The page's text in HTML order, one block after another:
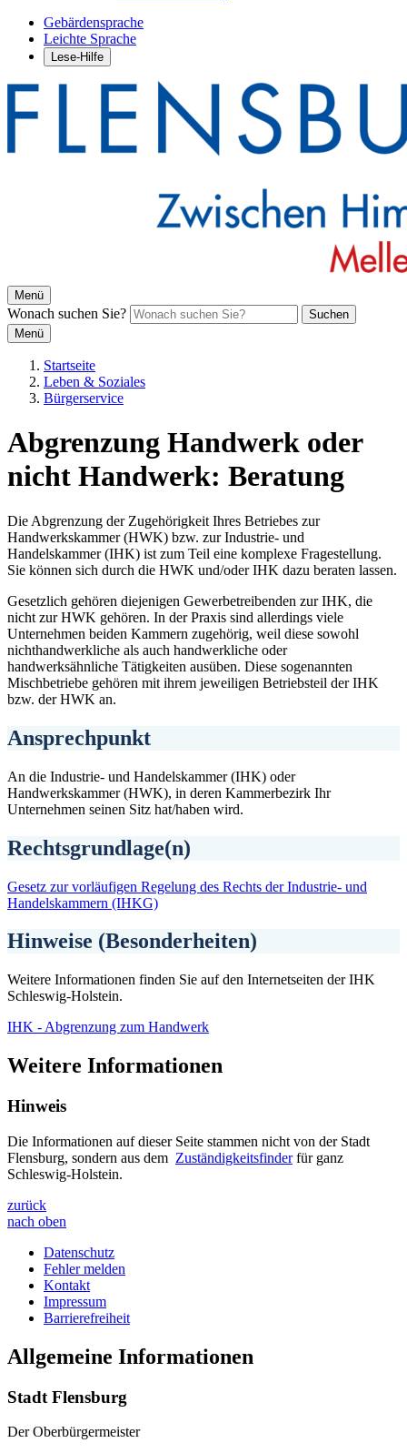
Gebärdensprache
Leichte Sprache
Lese-Hilfe
Menü
Wonach suchen Sie?
Suchen
Menü
Startseite
Leben & Soziales
Bürgerservice
Abgrenzung Handwerk oder
nicht Handwerk: Beratung
Die Abgrenzung der Zugehörigkeit Ihres Betriebes zur
Handwerkskammer (HWK) bzw. zur Industrie- und
Handelskammer (IHK) ist zum Teil eine komplexe Fragestellung.
Sie können sich durch die HWK und/oder IHK dazu beraten lassen.
Gesetzlich gehören diejenigen Gewerbetreibenden zur IHK, die
nicht zur HWK gehören. In der Praxis sind allerdings viele
Unternehmen beiden Kammern zugehörig, weil diese sowohl
nichthandwerkliche als auch handwerkliche oder
handwerksähnliche Tätigkeiten ausüben. Diese sogenannten
Mischbetriebe gehören mit ihrem jeweiligen Betriebsteil der IHK
bzw. der HWK an.
Ansprechpunkt
An die Industrie- und Handelskammer (IHK) oder
Handwerkskammer (HWK), in deren Kammerbezirk Ihr
Unternehmen seinen Sitz hat/haben wird.
Rechtsgrundlage(n)
Gesetz zur vorläufigen Regelung des Rechts der Industrie- und
Handelskammern (IHKG)
Hinweise (Besonderheiten)
Weitere Informationen finden Sie auf den Internetseiten der IHK
Schleswig-Holstein.
IHK - Abgrenzung zum Handwerk
Weitere Informationen
Hinweis
Die Informationen auf dieser Seite stammen nicht von der Stadt
Flensburg, sondern aus dem Zuständigkeitsfinderfür ganz
Schleswig-Holstein.
zurück
nach oben
Datenschutz
Fehler melden
Kontakt
Impressum
Barrierefreiheit
Allgemeine Informationen
Stadt Flensburg
Der Oberbürgermeister